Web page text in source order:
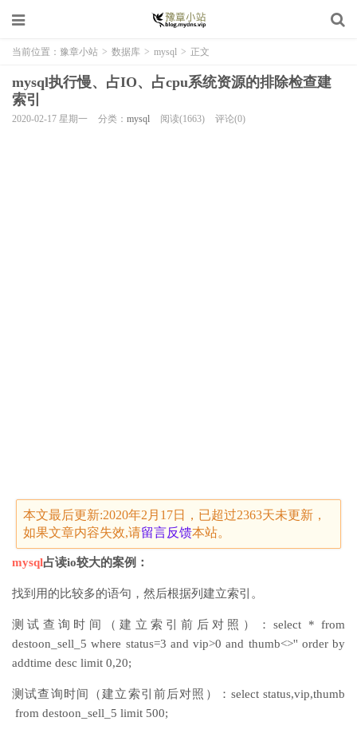
当前位置： 豫章小站 > 数据库 > mysql > 正文
mysql执行慢、占IO、占cpu系统资源的排除检查建
索引
2020-02-17 星期一 分类： mysql 阅读(1663) 评论(0)
本文最后更新:2020年2月17日，已超过2363天未更新，
如果文章内容失效,请留言反馈本站。
mysql占读io较大的案例：
找到用的比较多的语句，然后根据列建立索引。
测试查询时间（建立索引前后对照）：select * from
destoon_sell_5 where status=3 and vip>0 and thumb<>'' order by
addtime desc limit 0,20;
测试查询时间（建立索引前后对照）：select status,vip,thumb
from destoon_sell_5 limit 500;